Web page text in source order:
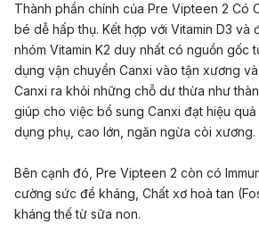
Thành phần chính của Pre Vipteen 2 Có
bé dễ hấp thụ. Kết hợp với Vitamin D3 và
nhóm Vitamin K2 duy nhất có nguồn gốc
dụng vận chuyển Canxi vào tận xương
Canxi ra khỏi những chỗ dư thừa như
giúp cho việc bổ sung Canxi đạt hiệu
dụng phụ, cao lớn, ngăn ngừa còi xương.
Bên cạnh đó, Pre Vipteen 2 còn có
cường sức đề kháng, Chất xơ hoà tan
kháng thế từ sữa non.